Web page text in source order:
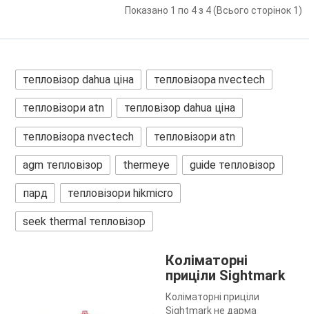
Показано 1 по 4 з 4 (Всього сторінок 1)
тепловізор dahua ціна тепловізора nvectech
тепловізори atn тепловізор dahua ціна
тепловізора nvectech тепловізори atn
agm тепловізор thermeye guide тепловізор
пард тепловізори hikmicro
seek thermal тепловізор
Коліматорні
приціли Sightmark
Коліматорні приціли
Sightmark не дарма